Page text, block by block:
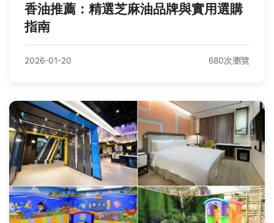
香油推薦：精選芝麻油品牌與實用選購
指南
2026-01-20 680次瀏覽